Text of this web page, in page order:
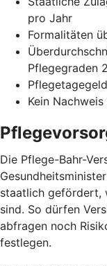
pro Jahr
Formalitäten
Pflegegraden
Kein
Die Pflege-Bahr-
staatlich gefördert,
sind. So dürfen
abfragen noch
festlegen.